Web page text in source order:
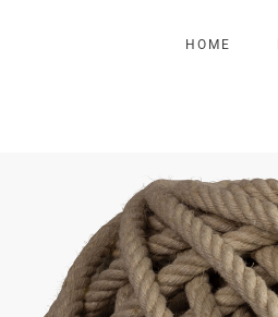
HOME